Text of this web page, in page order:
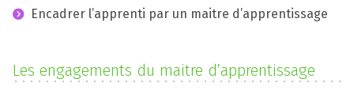
Encadrer l’apprenti par un maitre d’apprentissage
Les engagements du maitre d’apprentissage